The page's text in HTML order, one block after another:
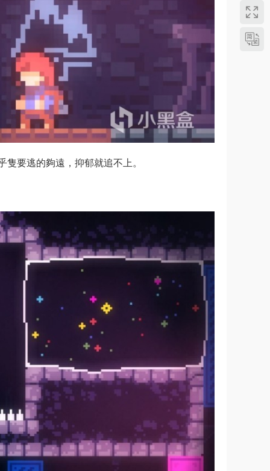
要逃的夠遠，抑郁就追不上。